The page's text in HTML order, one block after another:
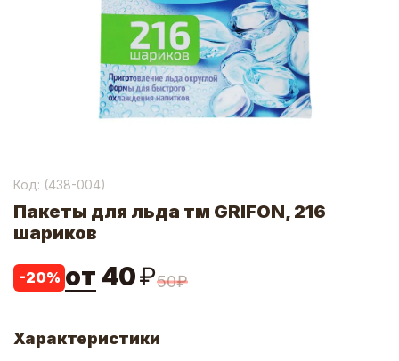
Код: (438-004)
Пакеты для льда тм GRIFON, 216
шариков
-20% от 40₽50₽
Характеристики